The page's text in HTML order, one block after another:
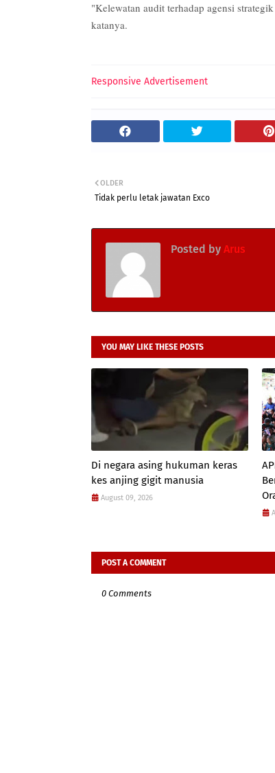
"Kelewatan audit terhadap agensi
katanya.
Responsive Advertisement
OLDER
Tidak perlu letak jawatan Exco
Posted by Arus
YOU MAY LIKE THESE POSTS
Di negara asing hukuman keras
kes anjing gigit manusia
August 09, 2026
POST A COMMENT
0 Comments